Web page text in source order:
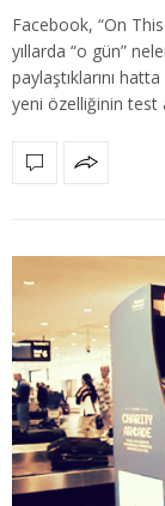
Facebook, “On This
yıllarda “o gün”
paylaştıklarını
yeni özelliğinin test